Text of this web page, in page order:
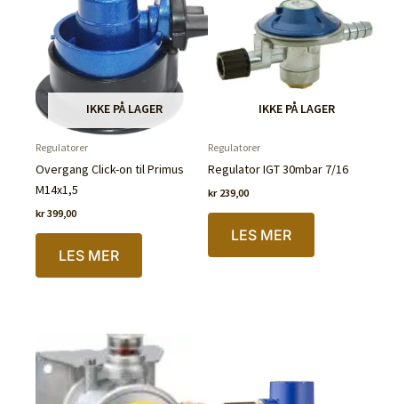
IKKE PÅ LAGER
Regulatorer
Overgang Click-on til Primus
M14x1,5
kr399,00
LES MER
IKKE PÅ LAGER
Regulatorer
Regulator IGT 30mbar 7/16
kr239,00
LES MER